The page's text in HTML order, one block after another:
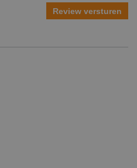
Review versturen